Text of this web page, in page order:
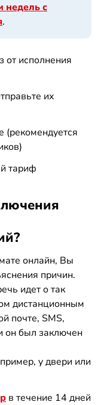
недель с
.
от исполнения
их
(рекомендуется
тариф
онлайн, Вы
причин.
идет о так
дистанционным
почте, SMS,
он был заключен
у двери или
в течение 14 дней